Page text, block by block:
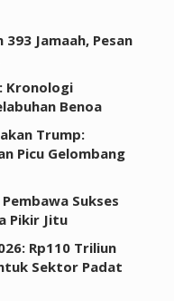
Jamaah, Pesan
Kronologi
Benoa
Trump:
Picu Gelombang
Sukses
Pikir Jitu
Rp110 Triliun
Sektor Padat